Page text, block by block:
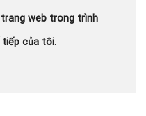
web trong trình
tiếp của tôi.